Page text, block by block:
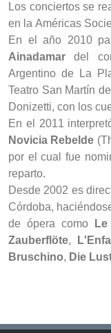
Los conciertos se
en la Américas
En el año 2010
Ainadamar del
Argentino de La
Teatro San Martín
Donizetti, con los
En el 2011
Novicia Rebelde
por el cual fue
reparto.
Desde 2002 es
Córdoba,
de ópera como
Zauberflöte,
Bruschino, Die